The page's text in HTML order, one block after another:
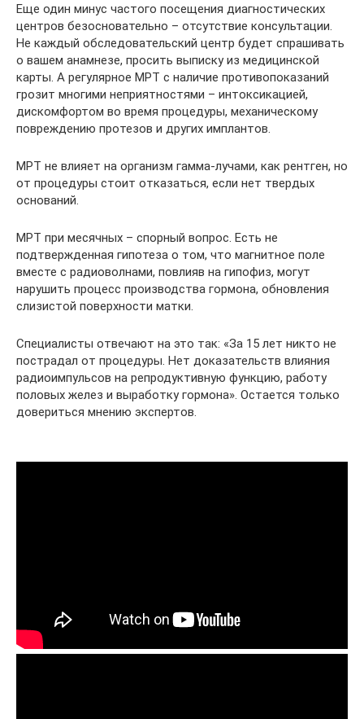
Еще один минус частого посещения диагностических
центров безосновательно – отсутствие консультации.
Не каждый обследовательский центр будет спрашивать
о вашем анамнезе, просить выписку из медицинской
карты. А регулярное МРТ с наличие противопоказаний
грозит многими неприятностями – интоксикацией,
дискомфортом во время процедуры, механическому
повреждению протезов и других имплантов.
МРТ не влияет на организм гамма-лучами, как рентген, но
от процедуры стоит отказаться, если нет твердых
оснований.
МРТ при месячных – спорный вопрос. Есть не
подтвержденная гипотеза о том, что магнитное поле
вместе с радиоволнами, повлияв на гипофиз, могут
нарушить процесс производства гормона, обновления
слизистой поверхности матки.
Специалисты отвечают на это так: «За 15 лет никто не
пострадал от процедуры. Нет доказательств влияния
радиоимпульсов на репродуктивную функцию, работу
половых желез и выработку гормона». Остается только
довериться мнению экспертов.